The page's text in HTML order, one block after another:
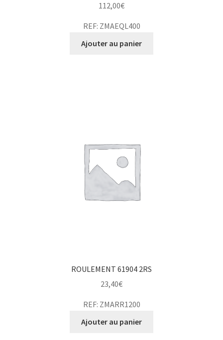
112,00€
REF: ZMAEQL400
Ajouter au panier
ROULEMENT 61904 2RS
23,40€
REF: ZMARR1200
Ajouter au panier